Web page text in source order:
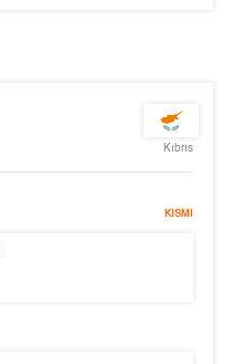
Kıbrıs
KISMI